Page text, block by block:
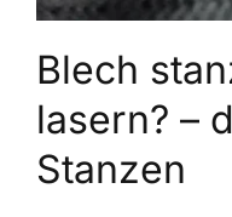
Blech
lasern? –
Stanzen